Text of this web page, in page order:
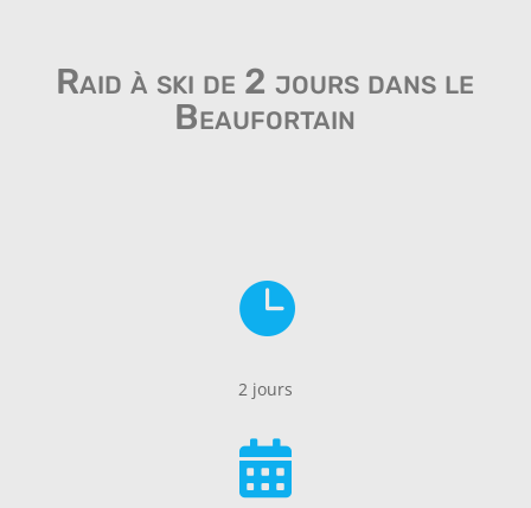
Raid à ski de 2 jours dans le
Beaufortain

2 jours
